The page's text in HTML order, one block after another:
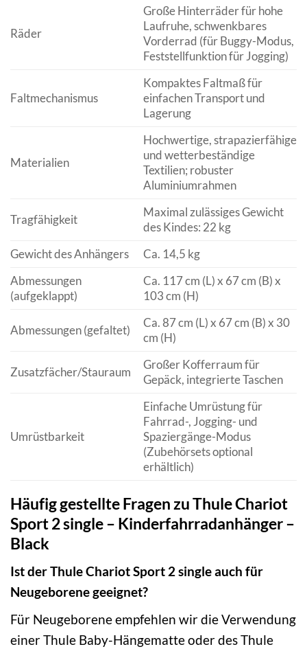
Räder
Große Hinterräder für hohe
Laufruhe, schwenkbares
Vorderrad (für Buggy-Modus,
Feststellfunktion für Jogging)
Faltmechanismus
Kompaktes Faltmaß für
einfachen Transport und
Lagerung
Materialien
Hochwertige, strapazierfähige
und wetterbeständige
Textilien; robuster
Aluminiumrahmen
Tragfähigkeit
Maximal zulässiges Gewicht
des Kindes: 22 kg
Gewicht des Anhängers
Ca. 14,5 kg
Abmessungen
(aufgeklappt)
Ca. 117 cm (L) x 67 cm (B) x
103 cm (H)
Abmessungen (gefaltet)
Ca. 87 cm (L) x 67 cm (B) x 30
cm (H)
Zusatzfächer/Stauraum
Großer Kofferraum für
Gepäck, integrierte Taschen
Umrüstbarkeit
Einfache Umrüstung für
Fahrrad-, Jogging- und
Spaziergänge-Modus
(Zubehörsets optional
erhältlich)
Häufig gestellte Fragen zu Thule Chariot
Sport 2 single – Kinderfahrradanhänger –
Black
Ist der Thule Chariot Sport 2 single auch für
Neugeborene geeignet?
Für Neugeborene empfehlen wir die Verwendung
einer Thule Baby-Hängematte oder des Thule